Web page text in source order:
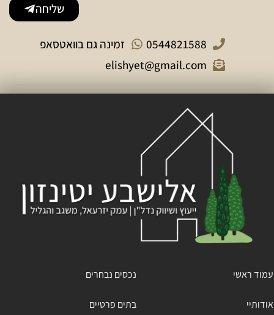
שליחה
0544821588
זמינה גם בוואטסאפ
elishyet@gmail.com
עמוד ראשי
אודותיי
נכסים נבחרים
בתים פרטיים